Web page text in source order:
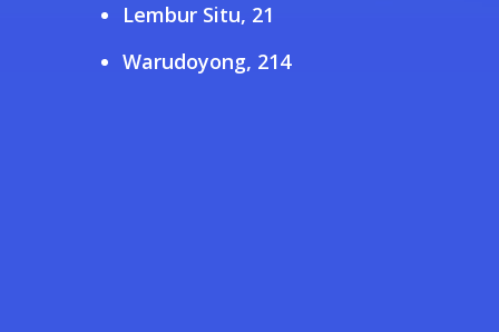
Lembur Situ, 21
Warudoyong, 214